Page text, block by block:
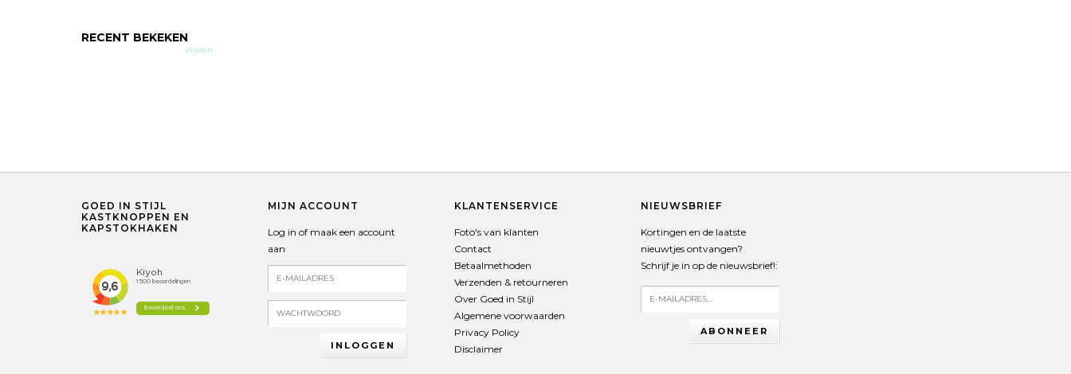
RECENT BEKEKEN
Wissen
GOED IN STIJL
KASTKNOPPEN EN
KAPSTOKHAKEN
MIJN ACCOUNT
Log in of maak een account
aan
INLOGGEN
KLANTENSERVICE
Foto's van klanten
Contact
Betaalmethoden
Verzenden & retourneren
Over Goed in Stijl
Algemene voorwaarden
Privacy Policy
Disclaimer
NIEUWSBRIEF
Kortingen en de laatste
nieuwtjes ontvangen?
Schrijf je in op de nieuwsbrief!:
ABONNEER